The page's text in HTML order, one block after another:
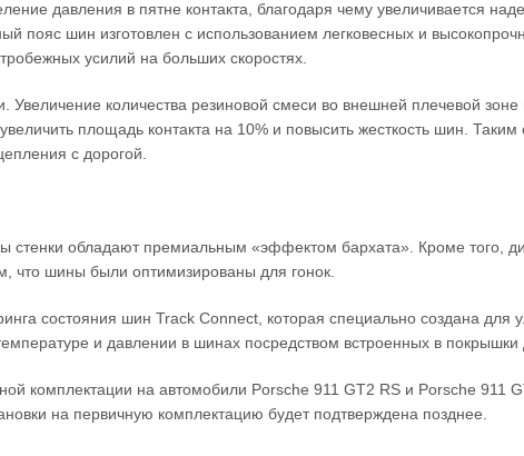
давления в пятне контакта, благодаря чему увеличивается
пояс шин изготовлен с использованием легковесных и
усилий на больших скоростях.
количества резиновой смеси во внешней плечевой
площадь контакта на 10% и повысить жесткость шин.
с дорогой.
обладают премиальным «эффектом бархата». Кроме того,
что шины были оптимизированы для гонок.
состояния шин Track Connect, которая специально создана для
и давлении в шинах посредством встроенных в покрышки
комплектации на автомобили Porsche 911 GT2 RS и Porsche 911
на первичную комплектацию будет подтверждена позднее.